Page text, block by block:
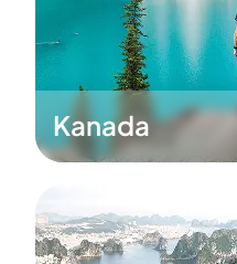
Kanada